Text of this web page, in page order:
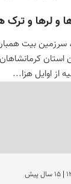
و لرها و ترک
سرزمین بیت
استان
از اوایل هزا...